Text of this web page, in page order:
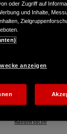
of Dreams
Händlersuche
oder Zugriff auf
und Inhalte,
anzeigen